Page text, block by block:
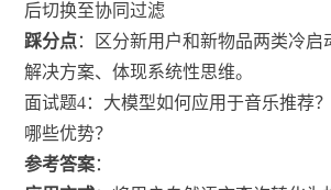
后切换至协同过滤
踩分点：区分新用户和新物品两类冷启
解决方案、体现系统性思维。
面试题4：大模型如何应用于音乐推荐
哪些优势？
参考答案：